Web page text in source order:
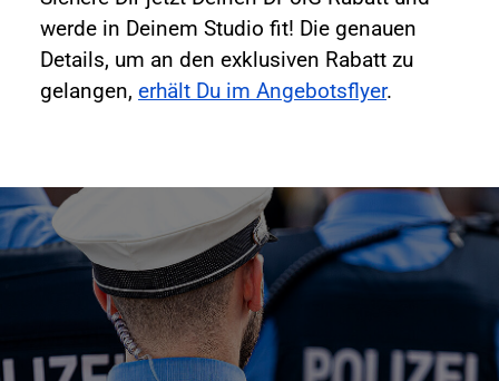
werde in Deinem Studio fit! Die genauen
Details, um an den exklusiven Rabatt zu
gelangen, erhält Du im Angebotsflyer.